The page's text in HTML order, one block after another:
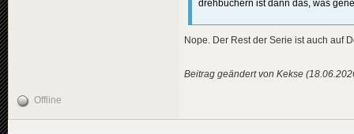
drehbüchern ist dann das, was
Nope. Der Rest der Serie ist auch auf
Beitrag geändert von Kekse
Offline